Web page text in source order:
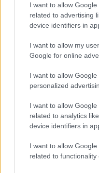
I want to allow
related to advertising
device identifiers in
I want to allow my
Google for online
I want to allow
personalized
I want to allow
related to analytics
device identifiers in
I want to allow
related to functionality
A Szolnok megyei gazdák
további üzemeltetését
állapotban levő
élhető város
Pénteken újra csökken a
Országgyűlés
Kiterjedt tüzek pusztítanak
Harmadfokú hőségriasztás
javítottak, helikoptereket is
A zárkában rosszul lett,